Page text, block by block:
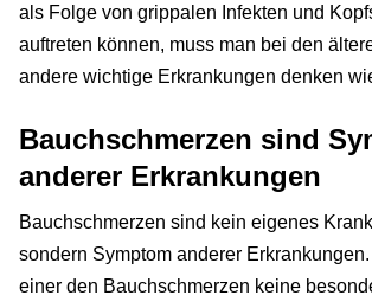
als Folge von grippalen Infekten und
auftreten können, muss man bei den
andere wichtige Erkrankungen denken
Bauchschmerzen sind
anderer Erkrankungen
Bauchschmerzen sind kein eigenes
sondern Symptom anderer
einer den Bauchschmerzen keine